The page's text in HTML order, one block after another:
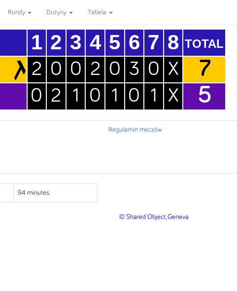
Rundy Dużyny Tabela
1
2
0
2
0
2
3
0
1
4
2
0
5
0
1
6
3
0
7
0
1
8
X
X
TOTAL
7
5
Regulamin meczów
94 minutes.
© Shared Object, Geneva